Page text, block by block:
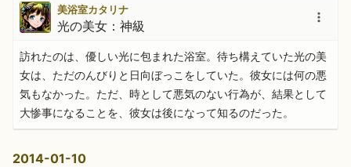
美浴室カタリナ
光の美女：神級
訪れたのは、優しい光に包まれた浴室。待ち構えていた光の美
女は、ただのんびりと日向ぼっこをしていた。彼女には何の悪
気もなかった。ただ、時として悪気のない行為が、結果として
大惨事になることを、彼女は後になって知るのだった。
2014-01-10